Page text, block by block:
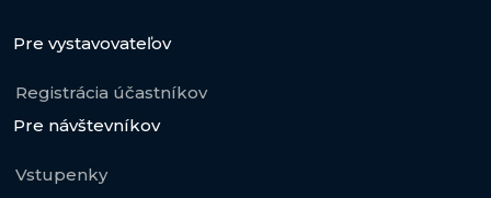
Pre vystavovateľov
Registrácia účastníkov
Pre návštevníkov
Vstupenky